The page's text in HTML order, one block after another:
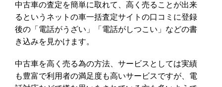
中古車の査定を簡単に取れて、高く売ることが出来
るというネットの車一括査定サイトの口コミに登録
後の「電話がうざい」「電話がしつこい」などの書
き込みを見かけます。
中古車を高く売る為の方法、サービスとしては実績
も豊富で利用者の満足度も高いサービスですが、電